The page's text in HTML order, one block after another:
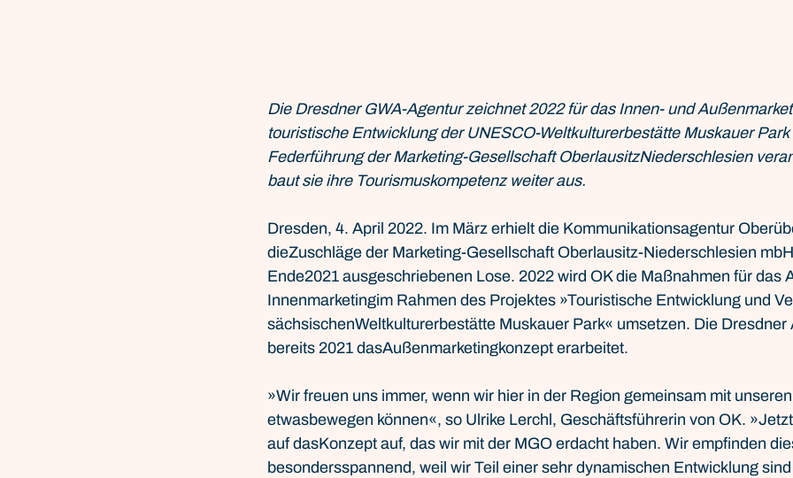
Die Dresdner GWA-Agentur zeichnet 2022 für das Innen- und
touristische Entwicklung der UNESCO-Weltkulturerbestätte Muskauer
Federführung der Marketing-Gesellschaft OberlausitzNiederschlesien
baut sie ihre Tourismuskompetenz weiter aus.
Dresden, 4. April 2022. Im März erhielt die Kommunikationsagentur
dieZuschläge der Marketing-Gesellschaft Oberlausitz-Niederschlesien
Ende2021 ausgeschriebenen Lose. 2022 wird OK die Maßnahmen für das
Innenmarketingim Rahmen des Projektes »Touristische Entwicklung und
sächsischenWeltkulturerbestätte Muskauer Park« umsetzen. Die Dresdner
bereits 2021 dasAußenmarketingkonzept erarbeitet.
»Wir freuen uns immer, wenn wir hier in der Region gemeinsam mit
etwasbewegen können«, so Ulrike Lerchl, Geschäftsführerin von OK.
auf dasKonzept auf, das wir mit der MGO erdacht haben. Wir empfinden
besondersspannend, weil wir Teil einer sehr dynamischen Entwicklung